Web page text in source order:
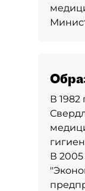
В 1982
В 2005